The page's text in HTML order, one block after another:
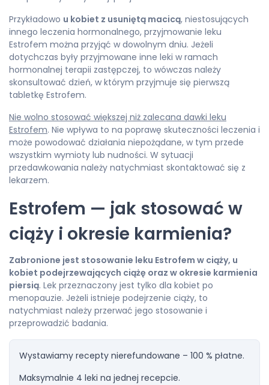
Przykładowo u kobiet z usuniętą macicą, niestosujących
innego leczenia hormonalnego, przyjmowanie leku
Estrofem można przyjąć w dowolnym dniu. Jeżeli
dotychczas były przyjmowane inne leki w ramach
hormonalnej terapii zastępczej, to wówczas należy
skonsultować dzień, w którym przyjmuje się pierwszą
tabletkę Estrofem.
Nie wolno stosować większej niż zalecana dawki leku
Estrofem. Nie wpływa to na poprawę skuteczności leczenia i
może powodować działania niepożądane, w tym przede
wszystkim wymioty lub nudności. W sytuacji
przedawkowania należy natychmiast skontaktować się z
lekarzem.
Estrofem — jak stosować w
ciąży i okresie karmienia?
Zabronione jest stosowanie leku Estrofem w ciąży, u
kobiet podejrzewających ciążę oraz w okresie karmienia
piersią. Lek przeznaczony jest tylko dla kobiet po
menopauzie. Jeżeli istnieje podejrzenie ciąży, to
natychmiast należy przerwać jego stosowanie i
przeprowadzić badania.
Wystawiamy recepty nierefundowane – 100 % płatne.
Maksymalnie 4 leki na jednej recepcie.